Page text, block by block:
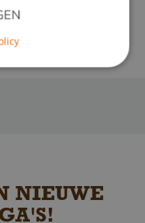
NIEUWE
Anbieter / Domäne
Cloudflare Inc.